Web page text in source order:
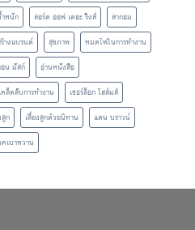
หนัก ลอร์ด ออฟ เดอะ ริงส์
ลากอม
างแบรนด์ สุขภาพ
หมดไฟในการทำงาน
น มัสก์
อ่านหนังสือ
เคล็ดลับการทำงาน
เชอร์ล็อก โฮล์มส์
ลูก เลี้ยงลูกด้วยนิทาน
แดน บราวน์
คเบาหวาน